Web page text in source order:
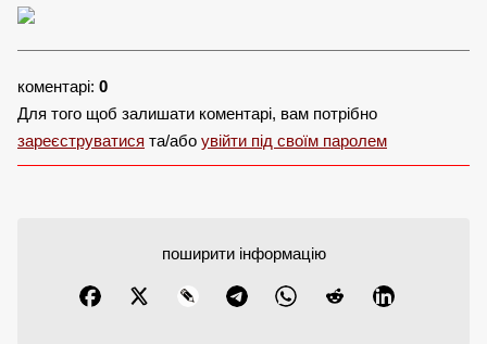
коментарі: 0
Для того щоб залишати коментарі, вам потрібно
зареєструватися та/або увійти під своїм паролем
поширити інформацію